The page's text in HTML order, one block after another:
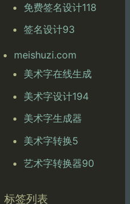
免费签名设计118
签名设计93
meishuzi.com
美术字在线生成
美术字设计194
美术字生成器
美术字转换5
艺术字转换器90
标签列表